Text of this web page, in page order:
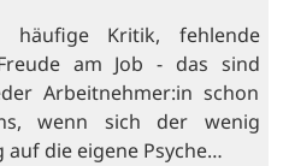
häufige Kritik, fehlende
am Job - das sind
Arbeitnehmer:in schon
wenn sich der wenig
die eigene Psyche…